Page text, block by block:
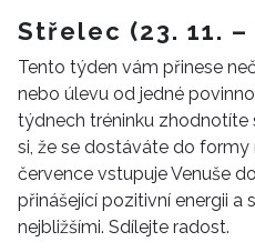
Střelec (23. 11. –
Tento týden vám přinese
nebo úlevu od jedné
týdnech tréninku
si, že se dostáváte do formy
července vstupuje Venuše
přinášející pozitivní energii a
nejbližšími. Sdílejte radost.